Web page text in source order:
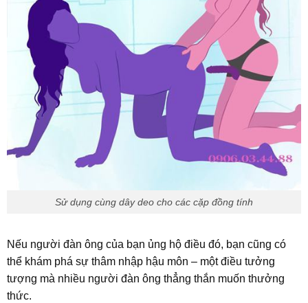
Sử dụng cùng dây deo cho các cặp đồng tính
Nếu người đàn ông của bạn ủng hộ điều đó, bạn cũng có
thể khám phá sự thâm nhập hậu môn – một điều tưởng
tượng mà nhiều người đàn ông thẳng thắn muốn thưởng
thức.